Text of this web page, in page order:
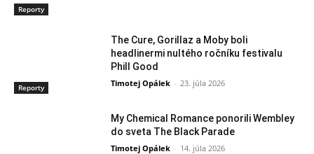
Reporty
Reporty
The Cure, Gorillaz a Moby boli
headlinermi nultého ročníku festivalu
Phill Good
Timotej Opálek - 23. júla 2026
My Chemical Romance ponorili Wembley
do sveta The Black Parade
Timotej Opálek - 14. júla 2026